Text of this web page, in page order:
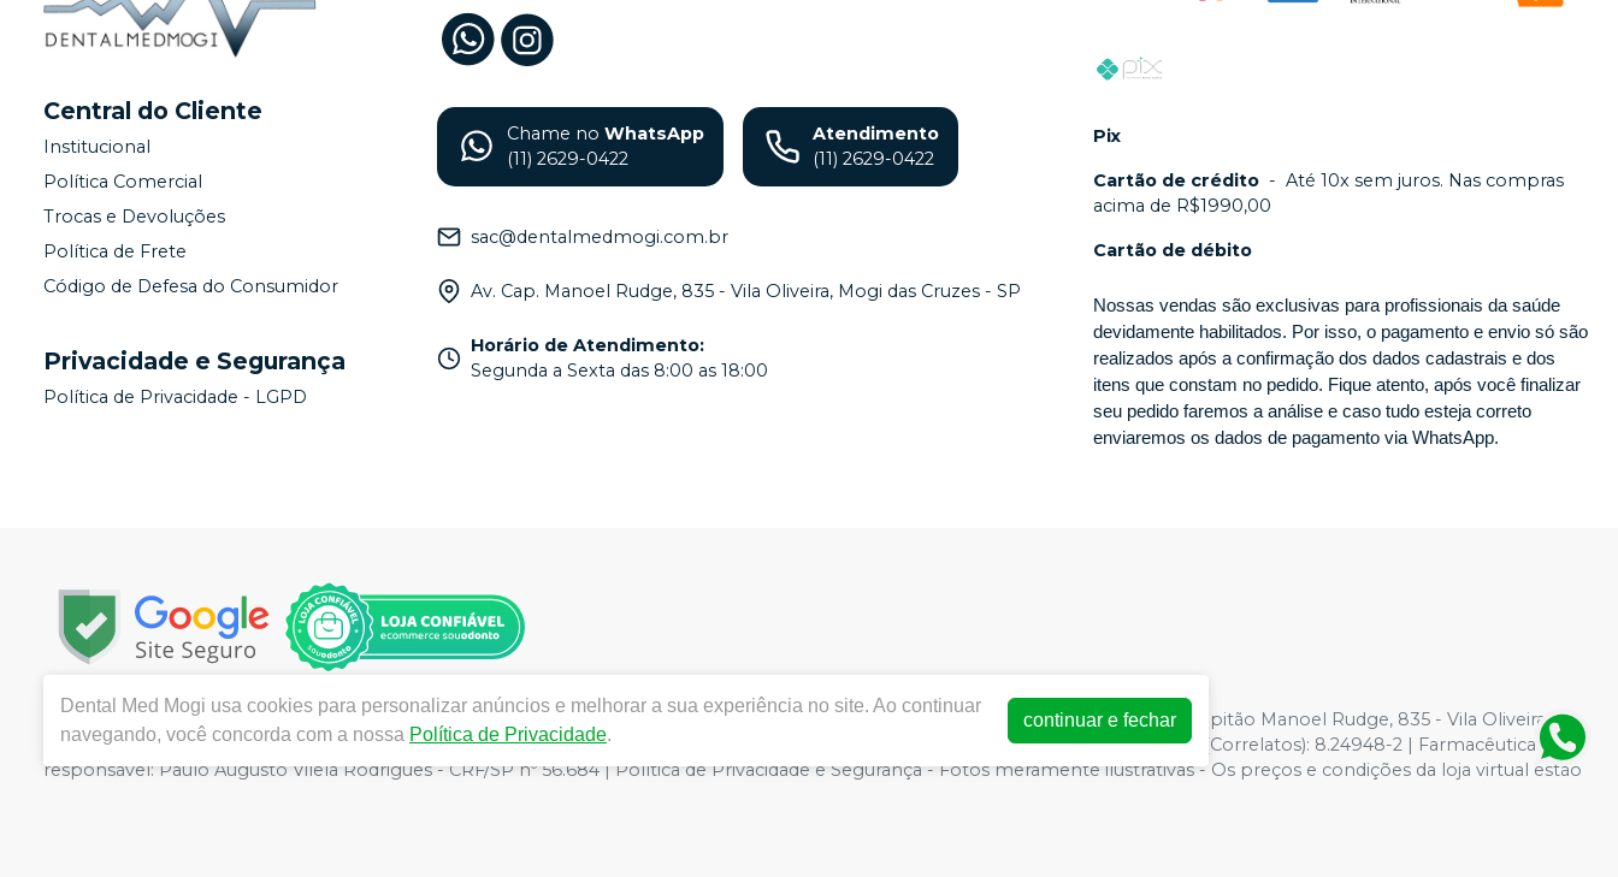
Central do Cliente
Institucional
Política Comercial
Trocas e Devoluções
Política de Frete
Código de Defesa do Consumidor
Privacidade e Segurança
Política de Privacidade - LGPD
Chame no WhatsApp
(11) 2629-0422
Atendimento
(11) 2629-0422
sac@dentalmedmogi.com.br
Av. Cap. Manoel Rudge, 835 - Vila Oliveira, Mogi das Cruzes - SP
Horário de Atendimento:
Segunda a Sexta das 8:00 as 18:00
Pix
Cartão de crédito - Até 10x sem juros. Nas compras
acima de R$1990,00
Cartão de débito
Nossas vendas são exclusivas para profissionais da saúde
devidamente habilitados. Por isso, o pagamento e envio só são
realizados após a confirmação dos dados cadastrais e dos
itens que constam no pedido. Fique atento, após você finalizar
seu pedido faremos a análise e caso tudo esteja correto
enviaremos os dados de pagamento via WhatsApp.
Copyright © 2025 - Todos os direitos reservados | www.dentalmedmogi.com.br |Dentalmed Mogi|14.211.806/0001-33 | Avenida Capitão Manoel Rudge, 835 - Vila Oliveira,
Mogi das Cruzes -/SP - CEP : 08780-290 | Autorizações de Funcionamento ANVISA - Medicamentos: 1.29942-5, Produtos para Saúde (Correlatos): 8.24948-2 | Farmacêutica
responsável: Paulo Augusto Vilela Rodrigues - CRF/SP nº 56.684 | Política de Privacidade e Segurança - Fotos meramente ilustrativas - Os preços e condições da loja virtual estão
Dental Med Mogi usa cookies para personalizar anúncios e melhorar a sua experiência no site. Ao continuar
navegando, você concorda com a nossa Política de Privacidade.
continuar e fechar